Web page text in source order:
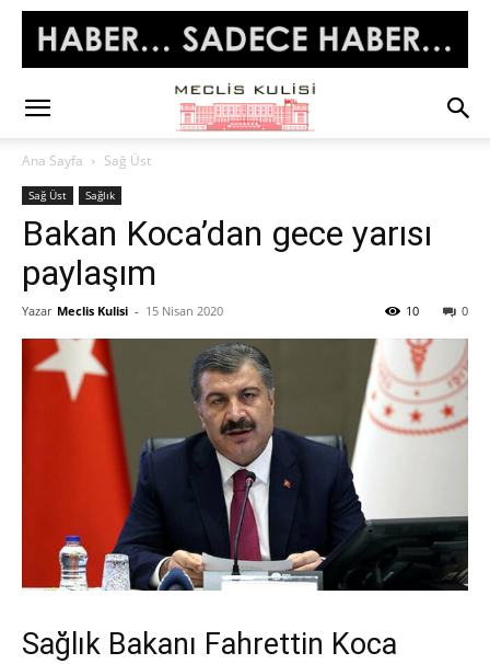
Ana Sayfa Sağ Üst
Sağ Üst Sağlık
Bakan Koca’dan gece yarısı
paylaşım
Yazar Meclis Kulisi - 15 Nisan 2020 0
10
Sağlık Bakanı Fahrettin Koca